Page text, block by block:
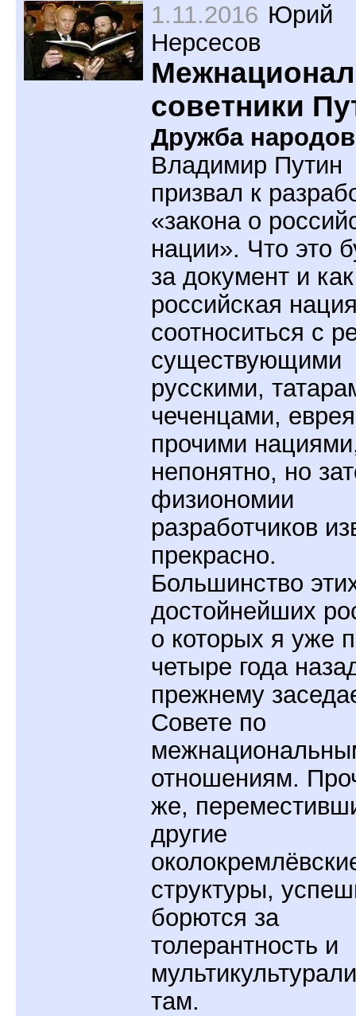
1.11.2016 Юрий
Нерсесов
советники
Дружба
Владимир Путин
призвал к
«закона о
нации». Что это
за документ и как
российская
соотноситься с
существующими
русскими,
чеченцами,
прочими
непонятно, но
физиономии
разработчиков
прекрасно.
Большинство
достойнейших
о которых я уже
четыре года
прежнему
Совете по
отношениям.
же,
другие
структуры,
борются за
толерантность и
там.